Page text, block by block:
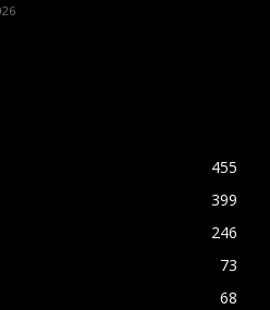
455
399
246
73
68